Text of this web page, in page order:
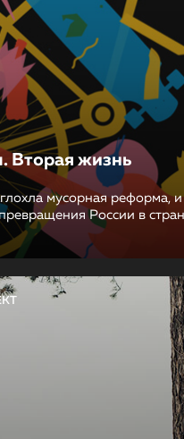
Вторая жизнь
мусорная реформа, и
России в